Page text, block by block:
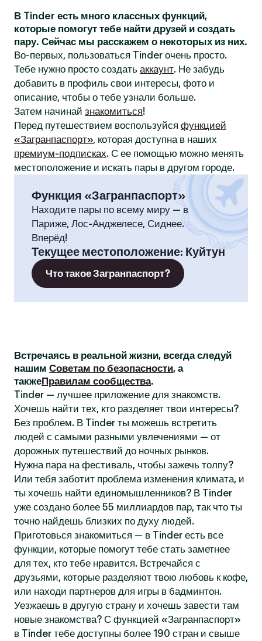
В Tinder есть много классных функций,
которые помогут тебе найти друзей и создать
пару. Сейчас мы расскажем о некоторых из них.
Во-первых, пользоваться Tinder очень просто.
Тебе нужно просто создать аккаунт. Не забудь
добавить в профиль свои интересы, фото и
описание, чтобы о тебе узнали больше.
Затем начинай знакомиться!
Перед путешествием воспользуйся функцией
«Загранпаспорт», которая доступна в наших
премиум-подписках. С ее помощью можно менять
местоположение и искать пары в другом городе.
Функция «Загранпаспорт»
Находите пары по всему миру — в
Париже, Лос-Анджелесе, Сиднее.
Вперёд!
Текущее местоположение: Куйтун
Что такое Загранпаспорт?
Встречаясь в реальной жизни, всегда следуй
нашим Советам по безопасности, а
такжеПравилам сообщества.
Tinder — лучшее приложение для знакомств.
Хочешь найти тех, кто разделяет твои интересы?
Без проблем. В Tinder ты можешь встретить
людей с самыми разными увлечениями — от
дорожных путешествий до ночных рынков.
Нужна пара на фестиваль, чтобы зажечь толпу?
Или тебя заботит проблема изменения климата, и
ты хочешь найти единомышленников? В Tinder
уже создано более 55 миллиардов пар, так что ты
точно найдешь близких по духу людей.
Приготовься знакомиться — в Tinder есть все
функции, которые помогут тебе стать заметнее
для тех, кто тебе нравится. Встречайся с
друзьями, которые разделяют твою любовь к кофе,
или находи партнеров для игры в бадминтон.
Уезжаешь в другую страну и хочешь завести там
новые знакомства? С функцией «Загранпаспорт»
в Tinder тебе доступны более 190 стран и свыше